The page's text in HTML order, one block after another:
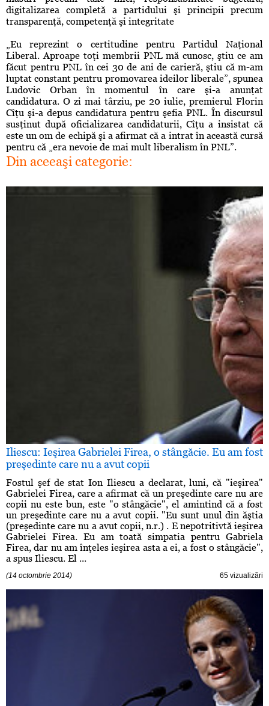
digitalizarea completă a partidului şi principii precum
transparenţă, competenţă şi integritate
„Eu reprezint o certitudine pentru Partidul Naţional
Liberal. Aproape toţi membrii PNL mă cunosc, ştiu ce am
făcut pentru PNL în cei 30 de ani de carieră, ştiu că m-am
luptat constant pentru promovarea ideilor liberale”, spunea
Ludovic Orban în momentul în care şi-a anunţat
candidatura. O zi mai târziu, pe 20 iulie, premierul Florin
Cîţu şi-a depus candidatura pentru şefia PNL. În discursul
susţinut după oficializarea candidaturii, Cîţu a insistat că
este un om de echipă şi a afirmat că a intrat în această cursă
pentru că „era nevoie de mai mult liberalism în PNL”.
Din aceeaşi categorie:
Iliescu: Ieşirea Gabrielei Firea, o stângăcie. Eu am fost
preşedinte care nu a avut copii
Fostul şef de stat Ion Iliescu a declarat, luni, că "ieşirea"
Gabrielei Firea, care a afirmat că un preşedinte care nu are
copii nu este bun, este "o stângăcie", el amintind că a fost
un preşedinte care nu a avut copii. "Eu sunt unul din ăştia
(preşedinte care nu a avut copii, n.r.) . E nepotritivtă ieşirea
Gabrielei Firea. Eu am toată simpatia pentru Gabriela
Firea, dar nu am înţeles ieşirea asta a ei, a fost o stângăcie",
a spus Iliescu. El ...
(14 octombrie 2014) 65 vizualizări